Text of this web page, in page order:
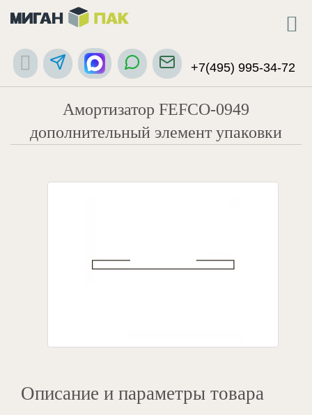
+7(495) 995-34-72
Амортизатор FEFCO-0949
дополнительный элемент упаковки
Описание и параметры товара